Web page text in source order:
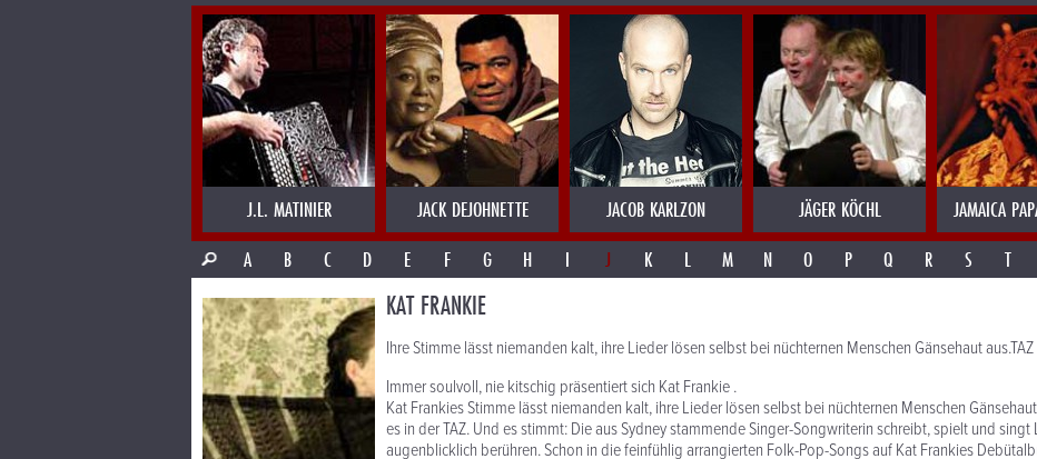
J.L. MATINIER JACK DEJOHNETTE JACOB KARLZON JÄGER KÖCHL JAMAICA
A
B C D E F G H I J K L M N O P Q R S T
KAT FRANKIE
Ihre Stimme lässt niemanden kalt, ihre Lieder lösen selbst bei nüchternen Menschen Gänsehaut aus.TAZ
Immer soulvoll, nie kitschig präsentiert sich Kat Frankie .
Kat Frankies Stimme lässt niemanden kalt, ihre Lieder lösen selbst bei nüchternen Menschen
es in der TAZ. Und es stimmt: Die aus Sydney stammende Singer-Songwriterin schreibt, spielt und singt
augenblicklich berühren. Schon in die feinfühlig arrangierten Folk-Pop-Songs auf Kat Frankies